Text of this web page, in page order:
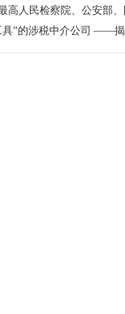
用法律若干问题的解释
高人民检察院、公安部、
印发《关于适用认罪认
》的通知
具”的涉税中介公司 ——
鑫财税咨询有限公司帮